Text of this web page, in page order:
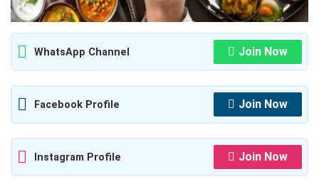
WhatsApp Channel Join Now
Facebook Profile Join Now
Instagram Profile Join Now